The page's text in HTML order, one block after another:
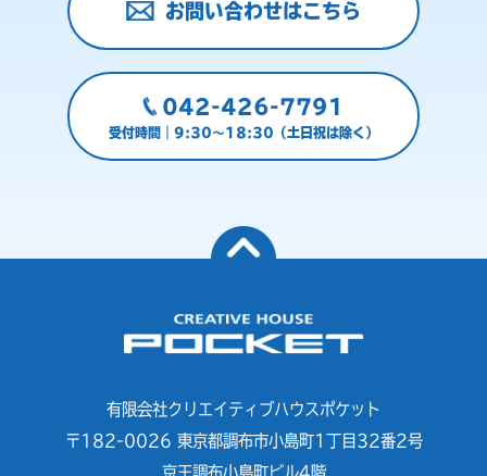
お問い合わせはこちら
042-426-7791
受付時間｜9:30～18:30（土日祝は除く）
有限会社クリエイティブハウスポケット
〒182-0026 東京都調布市小島町1丁目32番2号
京王調布小島町ビル4階